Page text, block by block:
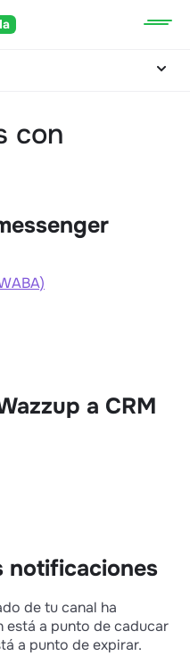
con
a CRM
notificaciones
de tu canal ha
está a punto de caducar
a punto de expirar.